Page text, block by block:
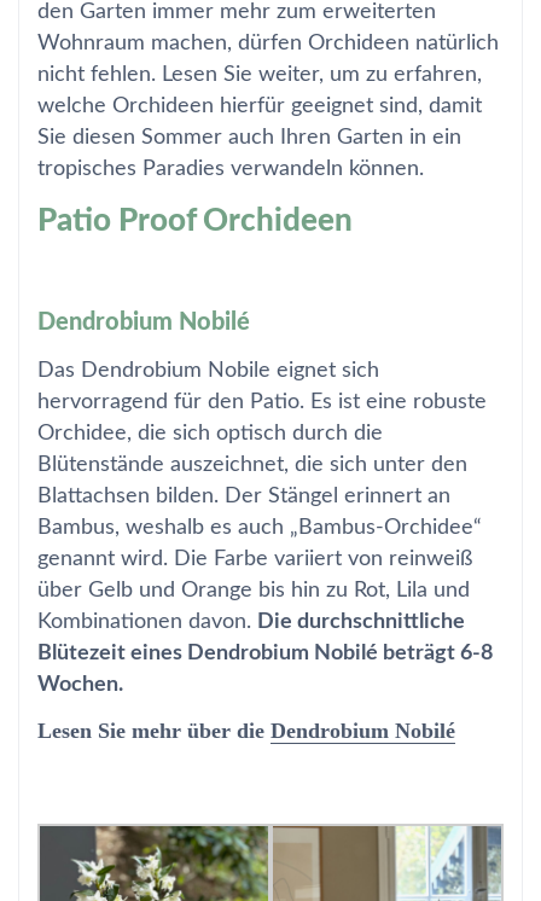
den Garten immer mehr zum erweiterten
Wohnraum machen, dürfen Orchideen natürlich
nicht fehlen. Lesen Sie weiter, um zu erfahren,
welche Orchideen hierfür geeignet sind, damit
Sie diesen Sommer auch Ihren Garten in ein
tropisches Paradies verwandeln können.
Patio Proof Orchideen
Dendrobium Nobilé
Das Dendrobium Nobile eignet sich
hervorragend für den Patio. Es ist eine robuste
Orchidee, die sich optisch durch die
Blütenstände auszeichnet, die sich unter den
Blattachsen bilden. Der Stängel erinnert an
Bambus, weshalb es auch „Bambus-Orchidee“
genannt wird. Die Farbe variiert von reinweiß
über Gelb und Orange bis hin zu Rot, Lila und
Kombinationen davon. Die durchschnittliche
Blütezeit eines Dendrobium Nobilé beträgt 6-8
Wochen.
Lesen Sie mehr über die Dendrobium Nobilé